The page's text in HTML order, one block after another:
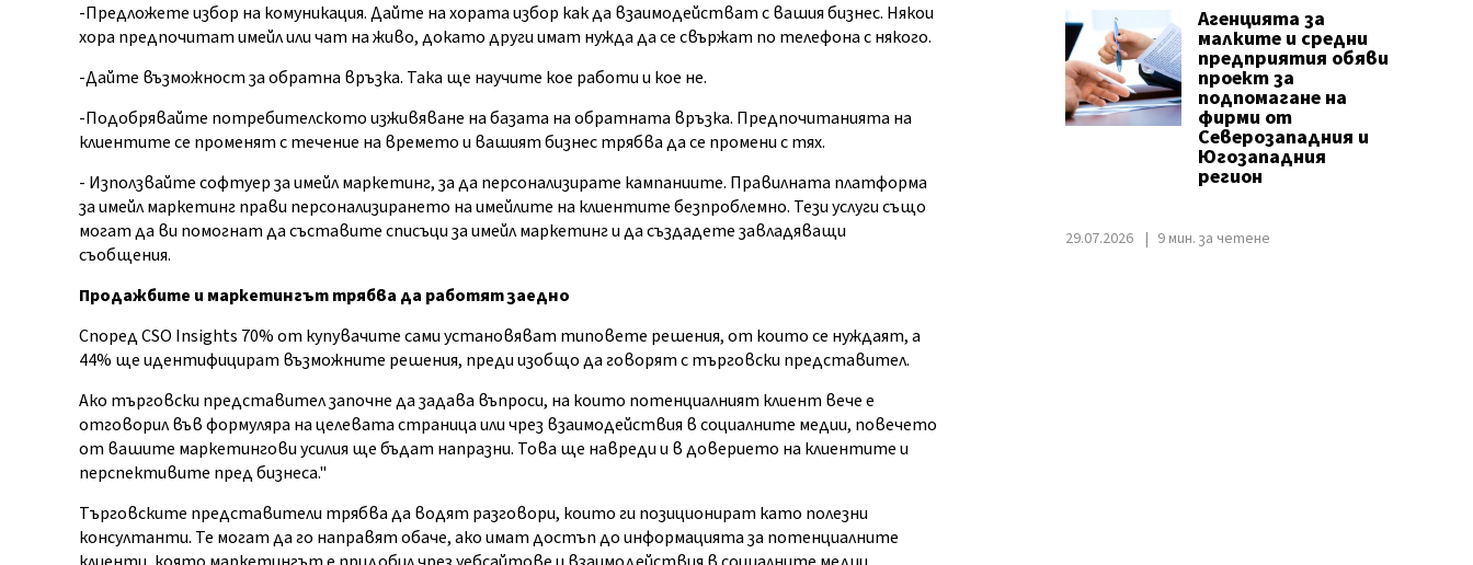
-Предложете избор на комуникация. Дайте на хората избор как да взаимодействат с вашия бизнес. Някои
хора предпочитат имейл или чат на живо, докато други имат нужда да се свържат по телефона с някого.
-Дайте възможност за обратна връзка. Така ще научите кое работи и кое не.
-Подобрявайте потребителското изживяване на базата на обратната връзка. Предпочитанията на
клиентите се променят с течение на времето и вашият бизнес трябва да се промени с тях.
- Използвайте софтуер за имейл маркетинг, за да персонализирате кампаниите. Правилната платформа
за имейл маркетинг прави персонализирането на имейлите на клиентите безпроблемно. Тези услуги също
могат да ви помогнат да съставите списъци за имейл маркетинг и да създадете завладяващи
съобщения.
Продажбите и маркетингът трябва да работят заедно
Според CSO Insights 70% от купувачите сами установяват типовете решения, от които се нуждаят, а
44% ще идентифицират възможните решения, преди изобщо да говорят с търговски представител.
Ако търговски представител започне да задава въпроси, на които потенциалният клиент вече е
отговорил във формуляра на целевата страница или чрез взаимодействия в социалните медии, повечето
от вашите маркетингови усилия ще бъдат напразни. Това ще навреди и в доверието на клиентите и
перспективите пред бизнеса."
Търговските представители трябва да водят разговори, които ги позиционират като полезни
консултанти. Те могат да го направят обаче, ако имат достъп до информацията за потенциалните
Агенцията за
малките и средни
предприятия обяви
проект за
подпомагане на
фирми от
Северозападния и
Югозападния
регион
29.07.2026 9 мин. за четене